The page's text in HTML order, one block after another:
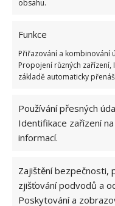
obsahu.
Funkce
Přiřazování a kombinování
Propojení různých zařízení,
základě automaticky
Používání přesných
Identifikace zařízení
informací.
Zajištění bezpečnosti,
zjišťování podvodů a
Poskytování a
okolí zapadal jak
odstínem.